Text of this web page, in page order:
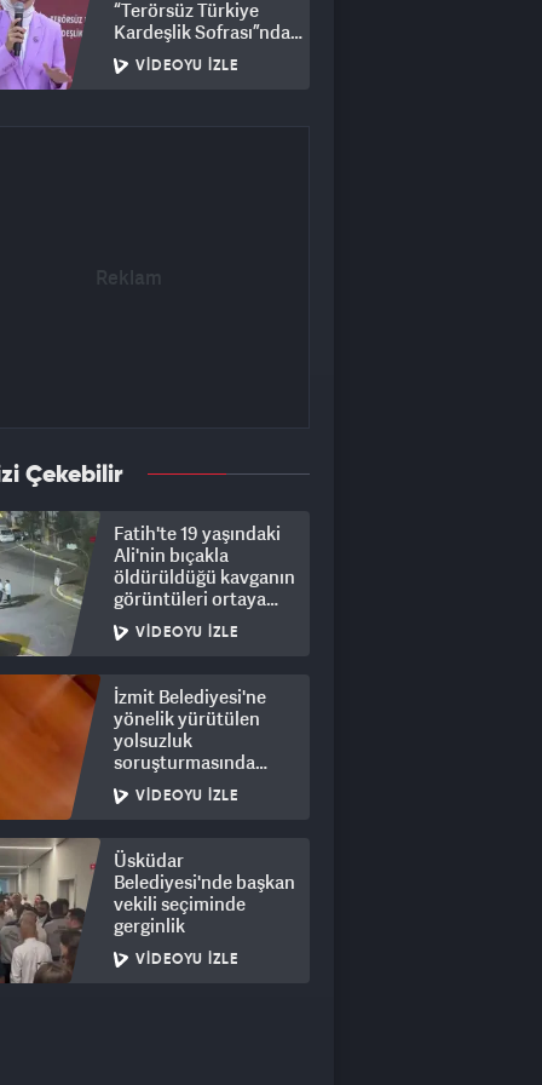
“Terörsüz Türkiye
Kardeşlik Sofrası”nda
buluştu
VIDEOYU İZLE
Çekebilir
Fatih'te 19 yaşındaki
Ali'nin bıçakla
öldürüldüğü kavganın
görüntüleri ortaya
çıktı: 8 gözaltı
VIDEOYU İZLE
İzmit Belediyesi'ne
yönelik yürütülen
yolsuzluk
soruşturmasında
rüşvet görüntüleri
ortaya çıktı
VIDEOYU İZLE
Üsküdar
Belediyesi'nde başkan
vekili seçiminde
gerginlik
VIDEOYU İZLE